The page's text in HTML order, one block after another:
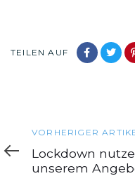
TEILEN AUF
Vorheriger
Artikel
VORHERIGER
Lockdown
unserem